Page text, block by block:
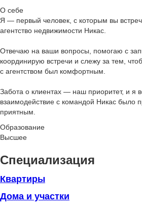
О себе
Я — первый человек, с которым вы
агентство недвижимости Никас.
Отвечаю на ваши вопросы, помогаю с
координирую встречи и слежу за тем,
с агентством был комфортным.
Забота о клиентах — наш приоритет, и я
взаимодействие с командой Никас было
приятным.
Образование
Высшее
Специализация
Квартиры
Дома и участки